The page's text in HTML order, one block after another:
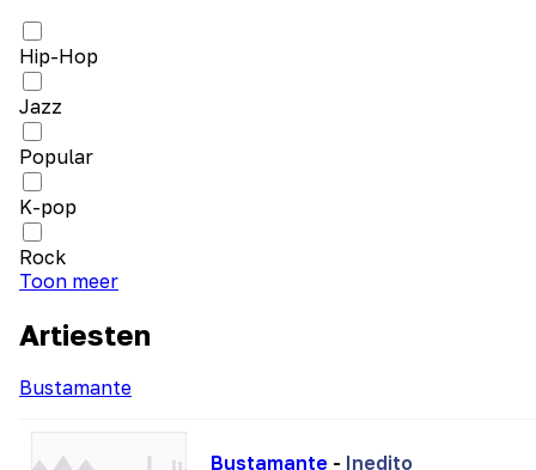
Hip-Hop
Jazz
Popular
K-pop
Rock
Toon meer
Artiesten
Bustamante
Bustamante - Inedito